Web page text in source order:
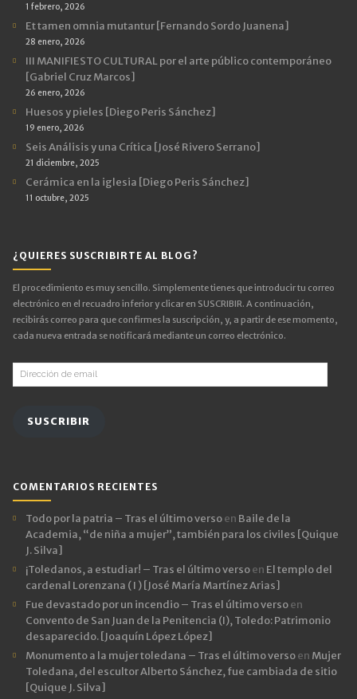
1 febrero, 2026
Et tamen omnia mutantur [Fernando Sordo Juanena]
28 enero, 2026
III MANIFIESTO CULTURAL por el arte público contemporáneo
[Gabriel Cruz Marcos]
26 enero, 2026
Huesos y pieles [Diego Peris Sánchez]
19 enero, 2026
Seis Análisis y una Crítica [José Rivero Serrano]
21 diciembre, 2025
Cerámica en la iglesia [Diego Peris Sánchez]
11 octubre, 2025
¿QUIERES SUSCRIBIRTE AL BLOG?
El procedimiento es muy sencillo. Simplemente tienes que introducir tu correo
electrónico en el recuadro inferior y clicar en SUSCRIBIR. A continuación,
recibirás correo para que confirmes la suscripción, y, a partir de ese momento,
cada nueva entrada se notificará mediante un correo electrónico.
Dirección
de
SUSCRIBIR
COMENTARIOS RECIENTES
Todo por la patria – Tras el último versoen Baile de la
Academia, “de niña a mujer”, también para los civiles [Quique
J. Silva]
¡Toledanos, a estudiar! – Tras el último versoen El templo del
cardenal Lorenzana ( I ) [José María Martínez Arias]
Fue devastado por un incendio – Tras el último versoen
Convento de San Juan de la Penitencia (I), Toledo: Patrimonio
desaparecido. [Joaquín López López]
Monumento a la mujer toledana – Tras el último versoen Mujer
Toledana, del escultor Alberto Sánchez, fue cambiada de sitio
[Quique J. Silva]